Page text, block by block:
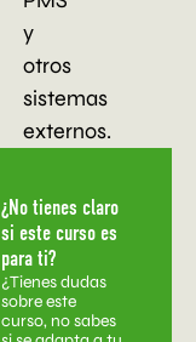
y
otros
sistemas
externos.
¿No tienes claro
si este curso es
para ti?
¿Tienes dudas
sobre este
curso, no sabes